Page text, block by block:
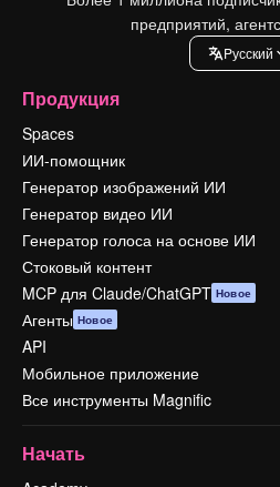
предприятий,
Pусский
Продукция
Spaces
ИИ-помощник
Генератор изображений ИИ
Генератор видео ИИ
Генератор голоса на основе ИИ
Стоковый контент
MCP для Claude/ChatGPT Новое
Агенты Новое
API
Мобильное приложение
Все инструменты Magnific
Начать